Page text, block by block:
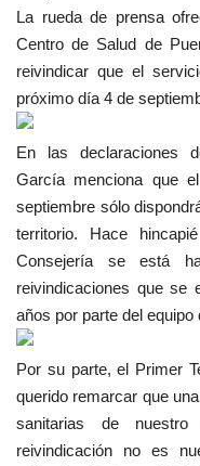
La rueda de prensa
Centro de Salud de
reivindicar que el
próximo día 4 de
En las declaraciones
García menciona que
septiembre sólo
territorio. Hace
Consejería se está
reivindicaciones que se
años por parte del equipo
Por su parte, el Primer
querido remarcar que
sanitarias de
reivindicación no es